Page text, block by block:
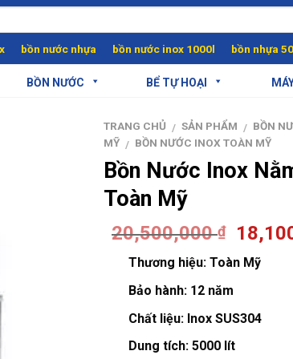
bồn nước nhựa bồn nước inox 1000l bồn nhựa
BỒN NƯỚC BỂ TỰ HOẠI
TRANG CHỦ / SẢN PHẨM / BỒN
MỸ / BỒN NƯỚC INOX TOÀN MỸ
Bồn Nước Inox
Toàn Mỹ
20,500,000₫
Thương hiệu:Toàn Mỹ
Bảo hành:12 năm
Chất liệu:Inox SUS304
Dung tích:5000 lít